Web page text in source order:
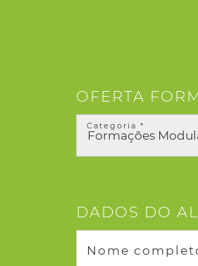
OFERTA
Categoria *
DADOS DO
Nome